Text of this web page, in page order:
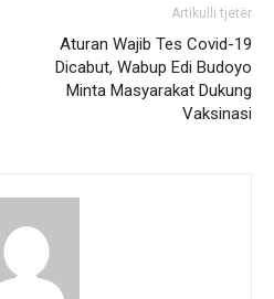
Artikulli tjetër
Aturan Wajib Tes Covid-19
Dicabut, Wabup Edi Budoyo
Minta Masyarakat Dukung
Vaksinasi